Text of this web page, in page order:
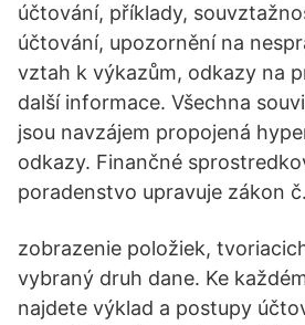
účtování, příklady,
účtování, upozornění na
vztah k výkazům, odkazy na
další informace. Všechna
jsou navzájem propojená
odkazy. Finančné
poradenstvo upravuje zákon č.
zobrazenie položiek,
vybraný druh dane. Ke
najdete výklad a postupy